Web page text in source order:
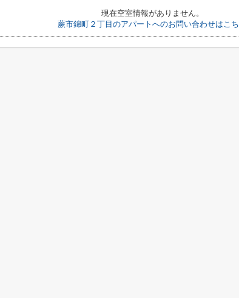
現在空室情報がありません。
蕨市錦町２丁目のアパートへのお問い合わせはこ